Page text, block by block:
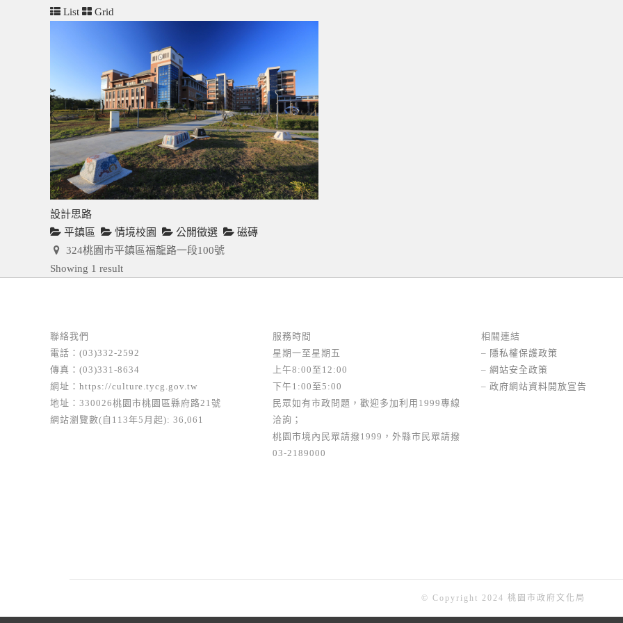
List Grid
設計思路
平鎮區
情境校園 公開徵選
磁磚
324桃園市平鎮區福龍路一段100號
Showing 1 result
聯絡我們
電話：(03)332-2592
傳真：(03)331-8634
網址： https://culture.tycg.gov.tw
地址：330026桃園市桃園區縣府路21號
網站瀏覽數(自113年5月起): 36,061
服務時間
星期一至星期五
上午8:00至12:00
下午1:00至5:00
民眾如有市政問題，歡迎多加利用1999專線
洽詢；
桃園市境內民眾請撥1999，外縣市民眾請撥
03-2189000
相關連結
– 隱私權保護政策
– 網站安全政策
– 政府網站資料開放宣告
© Copyright 2024 桃園市政府文化局